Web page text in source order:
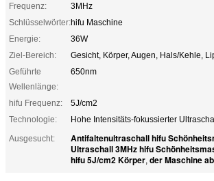
Frequenz:
3MHz
Schlüsselwörter:hifu Maschine
Energie:
36W
Ziel-Bereich:
Gesicht, Körper, Augen, Hals/Kehle,
Geführte
Wellenlänge:
650nm
hifu Frequenz:
5J/cm2
Technologie:
Hohe Intensitäts-fokussierter
Ausgesucht:
Antifaltenultraschall hifu
Ultraschall 3MHz hifu
hifu 5J/cm2 Körper, der Maschine